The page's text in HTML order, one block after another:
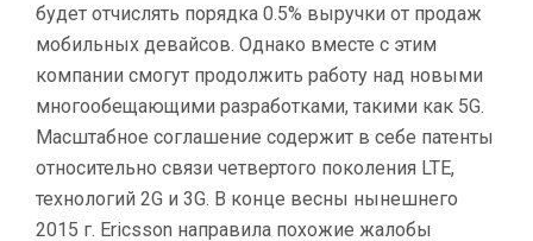
будет отчислять порядка 0.5% выручки от продаж
мобильных девайсов. Однако вместе с этим
компании смогут продолжить работу над новыми
многообещающими разработками, такими как 5G.
Масштабное соглашение содержит в себе патенты
относительно связи четвертого поколения LTE,
технологий 2G и 3G. В конце весны нынешнего
2015 г. Ericsson направила похожие жалобы